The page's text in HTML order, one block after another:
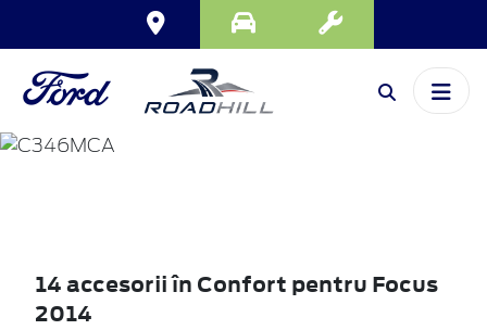
FOCUS
14 accesorii în Confort pentru Focus
2014